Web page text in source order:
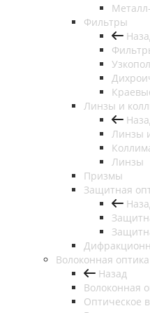
Фильтры
Линзы и
Линзы
Линзы
Призмы
Защитная
Волоконная оптика
Назад
Волоконная
Оптическое